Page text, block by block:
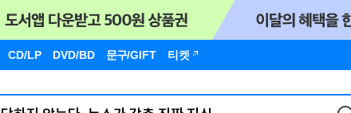
CD/LP DVD/BD 문구/GIFT 티켓